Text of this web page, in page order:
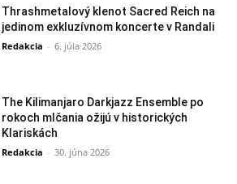
Thrashmetalový klenot Sacred Reich na
jedinom exkluzívnom koncerte v Randali
Redakcia - 6. júla 2026
The Kilimanjaro Darkjazz Ensemble po
rokoch mlčania ožijú v historických
Klariskách
Redakcia - 30. júna 2026